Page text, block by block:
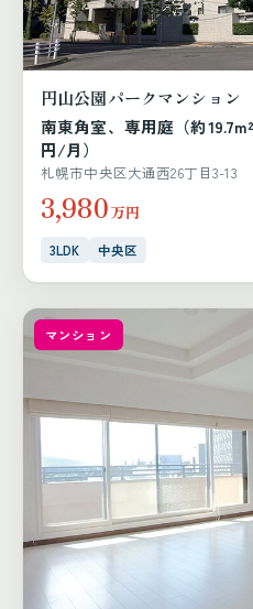
円山公園パークマンション
南東角室、専用庭（約
円/月）
札幌市中央区大通西26丁目3-13
3,980万円
3LDK 中央区
マンション